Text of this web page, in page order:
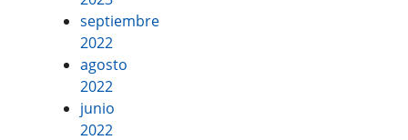
septiembre
2022
agosto
2022
junio
2022